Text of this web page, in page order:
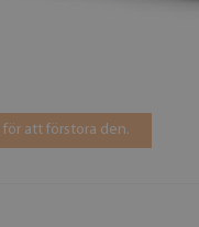
att förstora den.